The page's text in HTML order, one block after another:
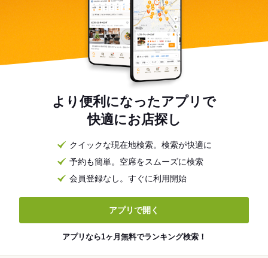
より便利になったアプリで
快適にお店探し
クイックな現在地検索。検索が快適に
予約も簡単。空席をスムーズに検索
会員登録なし。すぐに利用開始
アプリで開く
アプリなら1ヶ月無料でランキング検索！